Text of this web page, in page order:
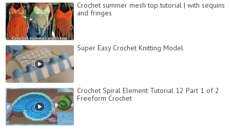
Crochet summer mesh top tutorial | with sequins
and fringes
Super Easy Crochet Knitting Model
Crochet Spiral Element Tutorial 12 Part 1 of 2
Freeform Crochet